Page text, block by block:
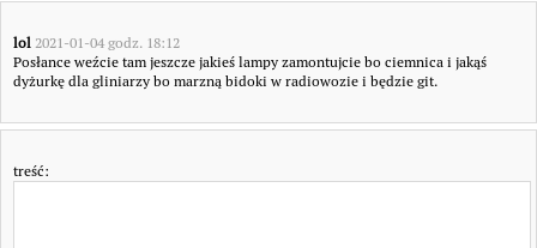
lol2021-01-04 godz. 18:12
Posłance weźcie tam jeszcze jakieś lampy zamontujcie bo ciemnica i jakąś
dyżurkę dla gliniarzy bo marzną bidoki w radiowozie i będzie git.
treść: